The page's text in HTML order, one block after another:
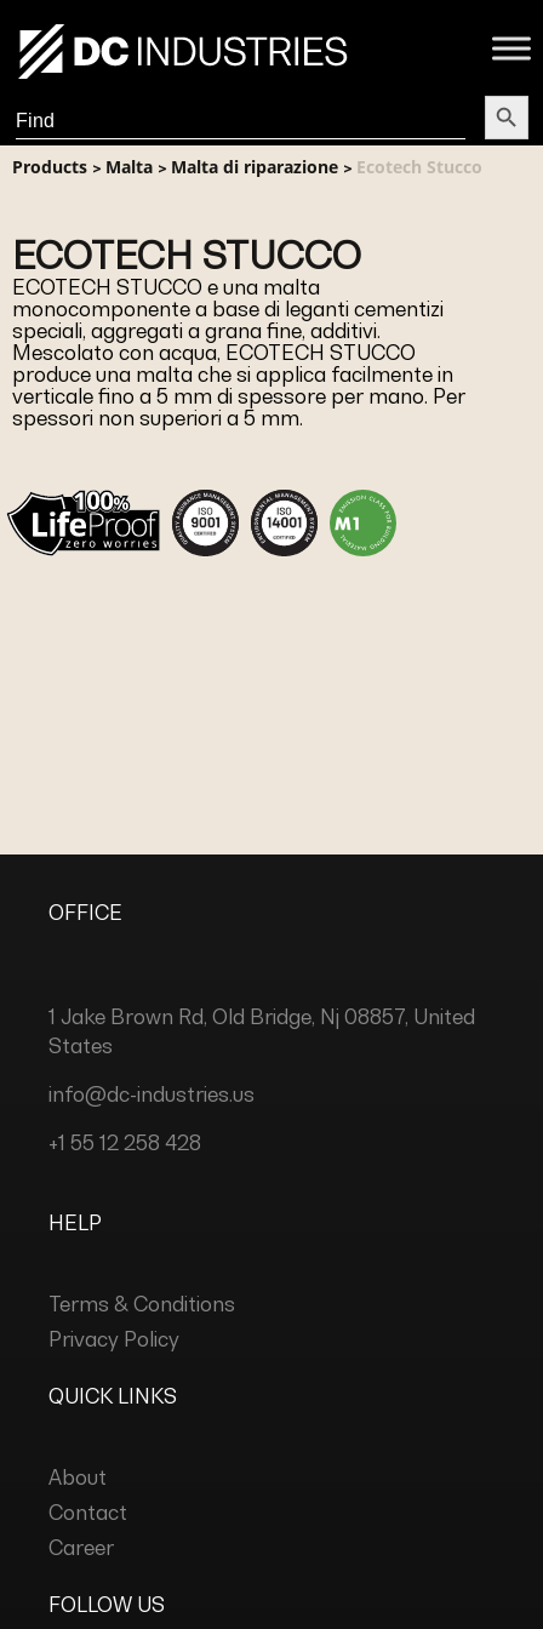
Search
for:
Search
Products > Malta > Malta di riparazione > Ecotech Stucco
ECOTECH STUCCO
ECOTECH STUCCO e una malta
monocomponente a base di leganti cementizi
speciali, aggregati a grana fine, additivi.
Mescolato con acqua, ECOTECH STUCCO
produce una malta che si applica facilmente in
verticale fino a 5 mm di spessore per mano. Per
spessori non superiori a 5 mm.
OFFICE
1 Jake Brown Rd, Old Bridge, Nj 08857, United
States
info@dc-industries.us
+1 55 12 258 428
HELP
Terms & Conditions
Privacy Policy
QUICK LINKS
About
Contact
Career
FOLLOW US